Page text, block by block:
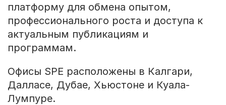
платформу для обмена опытом,
профессионального роста и доступа к
актуальным публикациям и
программам.
Офисы SPE расположены в Калгари,
Далласе, Дубае, Хьюстоне и Куала-
Лумпуре.